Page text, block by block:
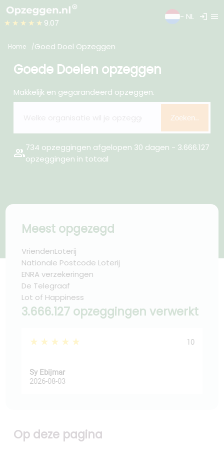
★★★★★ 9.07
- NL login menu
Home Goed Doel Opzeggen
Goede Doelen opzeggen
Makkelijk en gegarandeerd opzeggen.
Zoeken..
group734 opzeggingen afgelopen 30 dagen - 3.666.127
opzeggingen in totaal
Meest opgezegd
VriendenLoterij
Nationale Postcode Loterij
ENRA verzekeringen
De Telegraaf
Lot of Happiness
3.666.127 opzeggingen verwerkt
★★★★★ 10
Sy Ebijmar
2026-08-03
Op deze pagina